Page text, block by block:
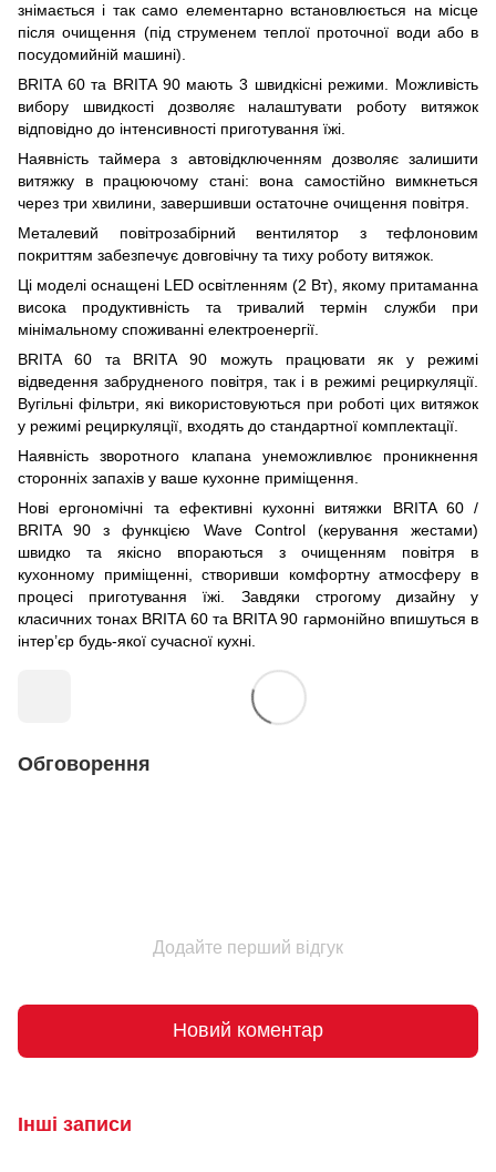
знімається і так само елементарно встановлюється на місце
після очищення (під струменем теплої проточної води або в
посудомийній машині).
BRITA 60 та BRITA 90 мають 3 швидкісні режими. Можливість
вибору швидкості дозволяє налаштувати роботу витяжок
відповідно до інтенсивності приготування їжі.
Наявність таймера з автовідключенням дозволяє залишити
витяжку в працюючому стані: вона самостійно вимкнеться
через три хвилини, завершивши остаточне очищення повітря.
Металевий повітрозабірний вентилятор з тефлоновим
покриттям забезпечує довговічну та тиху роботу витяжок.
Ці моделі оснащені LED освітленням (2 Вт), якому притаманна
висока продуктивність та тривалий термін служби при
мінімальному споживанні електроенергії.
BRITA 60 та BRITA 90 можуть працювати як у режимі
відведення забрудненого повітря, так і в режимі рециркуляції.
Вугільні фільтри, які використовуються при роботі цих витяжок
у режимі рециркуляції, входять до стандартної комплектації.
Наявність зворотного клапана унеможливлює проникнення
сторонніх запахів у ваше кухонне приміщення.
Нові ергономічні та ефективні кухонні витяжки BRITA 60 /
BRITA 90 з функцією Wave Control (керування жестами)
швидко та якісно впораються з очищенням повітря в
кухонному приміщенні, створивши комфортну атмосферу в
процесі приготування їжі. Завдяки строгому дизайну у
класичних тонах BRITA 60 та BRITA 90 гармонійно впишуться в
інтер’єр будь-якої сучасної кухні.
Обговорення
Додайте перший відгук
Новий коментар
Інші записи